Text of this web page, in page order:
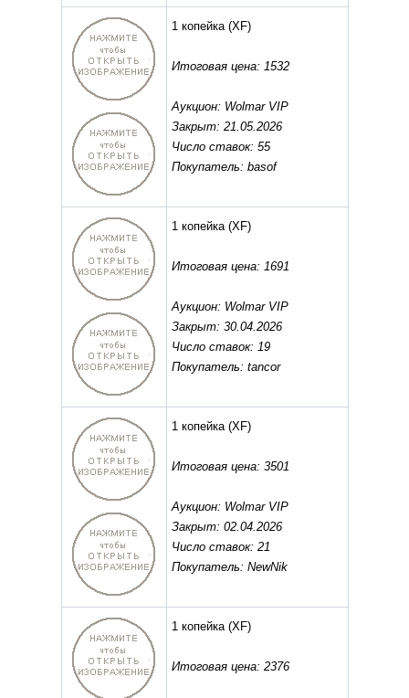
1 копейка(XF)
Итоговая цена: 1532
Аукцион: Wolmar VIP
Закрыт: 21.05.2026
Число ставок: 55
Покупатель: basof
1 копейка(XF)
Итоговая цена: 1691
Аукцион: Wolmar VIP
Закрыт: 30.04.2026
Число ставок: 19
Покупатель: tancor
1 копейка(XF)
Итоговая цена: 3501
Аукцион: Wolmar VIP
Закрыт: 02.04.2026
Число ставок: 21
Покупатель: NewNik
1 копейка(XF)
Итоговая цена: 2376